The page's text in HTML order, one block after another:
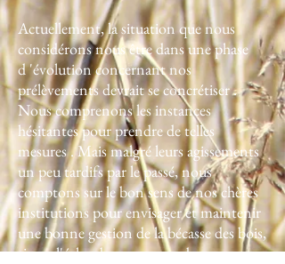
Actuellement, la situation que nous
considérons nous être dans une phase
d 'évolution concernant nos
prélèvements devrait se concrétiser .
Nous comprenons les instances
hésitantes pour prendre de telles
mesures . Mais malgré leurs agissements
un peu tardifs par le passé, nous
comptons sur le bon sens de nos chères
institutions pour envisager et maintenir
une bonne gestion de la bécasse des bois,
sinon l'écho des campanes de nos